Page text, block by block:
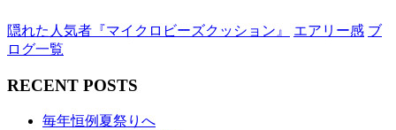
隠れた人気者『マイクロビーズクッション』 エアリー感 ブ
ログ一覧
RECENT POSTS
毎年恒例夏祭りへ